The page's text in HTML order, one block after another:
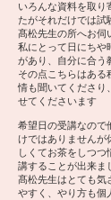
いろんな資料を取り
たがそれだけでは試
髙松先生の所へお伺
私にとって日にちや
があり、自分に合う
その点こちらはある
情も聞いてくださり
せてくださいます
希望日の受講なので
けではありませんが
しくてお茶をしつつ
講することが出来ま
髙松先生はとても気
やすく、やり方も個